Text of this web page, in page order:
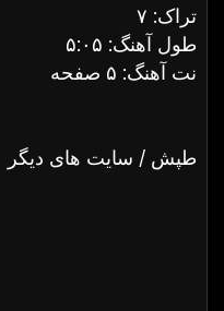
تراک: ۷
طول آهنگ: ۵:۰۵
نت آهنگ: ۵ صفحه
طپش / سایت های دیگر